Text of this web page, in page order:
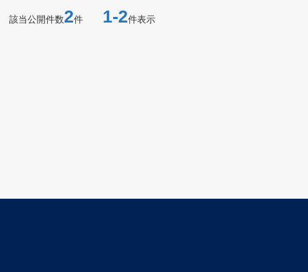
該当公開件数2件 1-2件表示